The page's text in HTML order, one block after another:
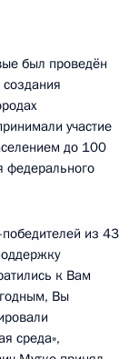
был проведён
участие
до 100
федерального
из 43
к Вам
Вы
среда»,